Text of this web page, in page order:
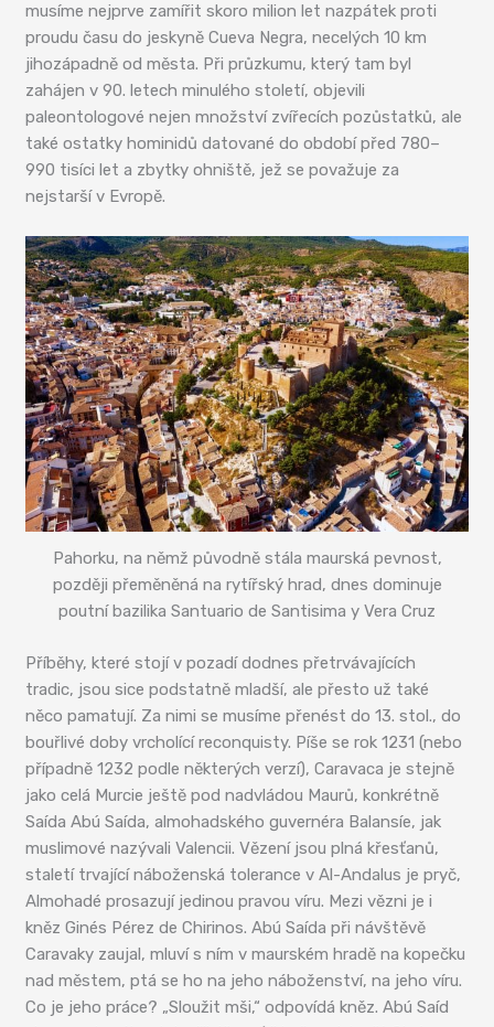
musíme nejprve zamířit skoro milion let nazpátek proti
proudu času do jeskyně Cueva Negra, necelých 10 km
jihozápadně od města. Při průzkumu, který tam byl
zahájen v 90. letech minulého století, objevili
paleontologové nejen množství zvířecích pozůstatků, ale
také ostatky hominidů datované do období před 780–
990 tisíci let a zbytky ohniště, jež se považuje za
nejstarší v Evropě.
Pahorku, na němž původně stála maurská pevnost,
později přeměněná na rytířský hrad, dnes dominuje
poutní bazilika Santuario de Santisima y Vera Cruz
Příběhy, které stojí v pozadí dodnes přetrvávajících
tradic, jsou sice podstatně mladší, ale přesto už také
něco pamatují. Za nimi se musíme přenést do 13. stol., do
bouřlivé doby vrcholící reconquisty. Píše se rok 1231 (nebo
případně 1232 podle některých verzí), Caravaca je stejně
jako celá Murcie ještě pod nadvládou Maurů, konkrétně
Saída Abú Saída, almohadského guvernéra Balansíe, jak
muslimové nazývali Valencii. Vězení jsou plná křesťanů,
staletí trvající náboženská tolerance v Al-Andalus je pryč,
Almohadé prosazují jedinou pravou víru. Mezi vězni je i
kněz Ginés Pérez de Chirinos. Abú Saída při návštěvě
Caravaky zaujal, mluví s ním v maurském hradě na kopečku
nad městem, ptá se ho na jeho náboženství, na jeho víru.
Co je jeho práce? „Sloužit mši,“ odpovídá kněz. Abú Saíd